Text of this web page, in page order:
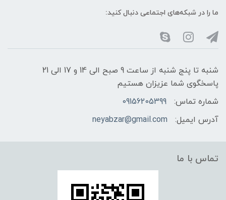
ما را در شبکه‌های اجتماعی دنبال کنید:
شنبه تا پنج شنبه از ساعت 9 صبح الی 14 و 17 الی 21
پاسخگوی شما عزیزان هستیم
شماره تماس:
09156205399
آدرس ایمیل:
neyabzar@gmail.com
تماس با ما